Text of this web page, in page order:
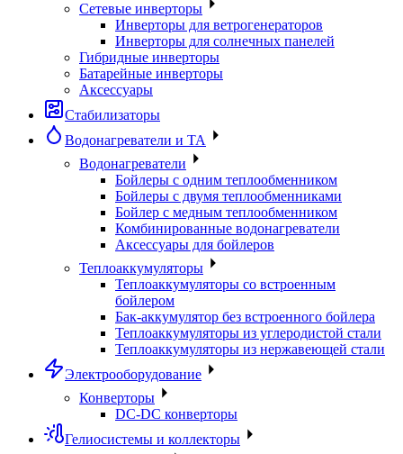
Сетевые инверторы
Инверторы для ветрогенераторов
Инверторы для солнечных панелей
Гибридные инверторы
Батарейные инверторы
Аксессуары
Стабилизаторы
Водонагреватели и ТА
Водонагреватели
Бойлеры с одним теплообменником
Бойлеры с двумя теплообменниками
Бойлер с медным теплообменником
Комбинированные водонагреватели
Аксессуары для бойлеров
Теплоаккумуляторы
Теплоаккумуляторы со встроенным
бойлером
Бак-аккумулятор без встроенного бойлера
Теплоаккумуляторы из углеродистой стали
Теплоаккумуляторы из нержавеющей стали
Электрооборудование
Конверторы
DC-DC конверторы
Гелиосистемы и коллекторы